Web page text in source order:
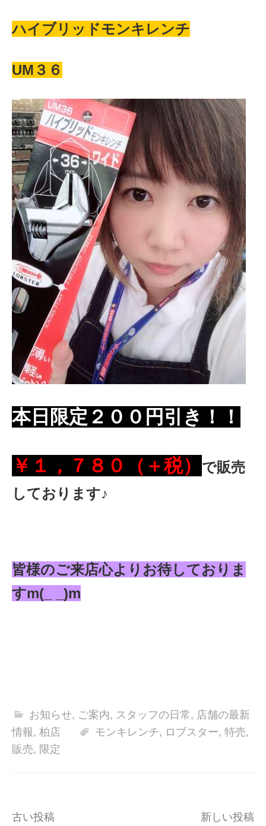
ハイブリッドモンキレンチ
UM３６
本日限定２００円引き！！
￥１，７８０（＋税）
で販売
しております♪
皆様のご来店心よりお待しておりま
すm(_ _)m
お知らせ, ご案内, スタッフの日常, 店舗の最新
情報, 柏店 モンキレンチ, ロブスター, 特売,
販売, 限定
投
古い投稿 新しい投稿